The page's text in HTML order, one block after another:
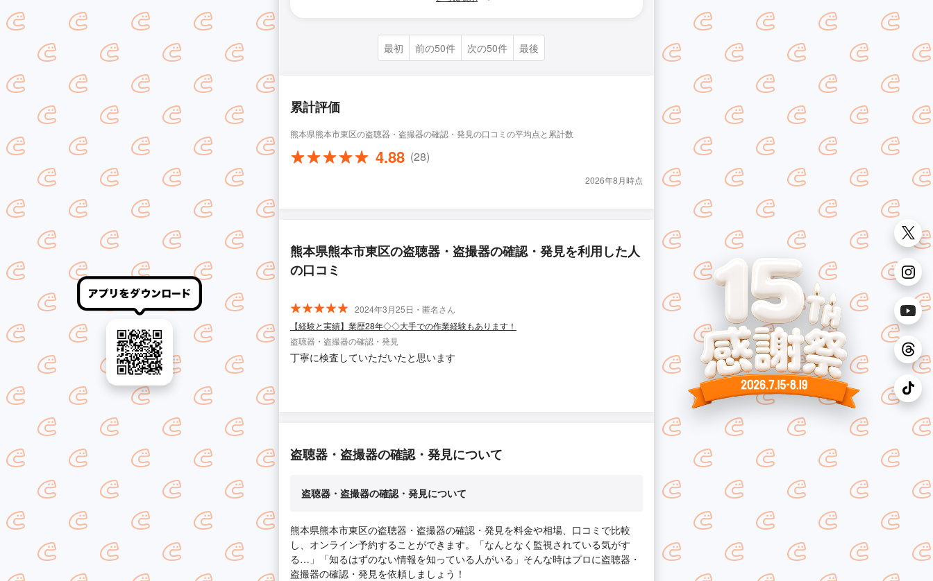
最初 前の50件 次の50件 最後
累計評価
熊本県熊本市東区の盗聴器・盗撮器の確認・発見の口コミの平均点と累計数
4.88 (28)
2026年8月時点
熊本県熊本市東区の盗聴器・盗撮器の確認・発見を利用した人
の口コミ
2024年3月25日・匿名さん
【経験と実績】業歴28年◇◇大手での作業経験もあります！
盗聴器・盗撮器の確認・発見
丁寧に検査していただいたと思います
盗聴器・盗撮器の確認・発見について
盗聴器・盗撮器の確認・発見について
熊本県熊本市東区の盗聴器・盗撮器の確認・発見を料金や相場、口コミで比較
し、オンライン予約することができます。「なんとなく監視されている気がす
る…」「知るはずのない情報を知っている人がいる」そんな時はプロに盗聴器・
盗撮器の確認・発見を依頼しましょう！